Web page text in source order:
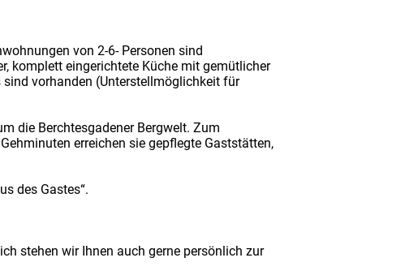
von 2-6- Personen sind
komplett eingerichtete Küche mit gemütlicher
sind vorhanden (Unterstellmöglichkeit für
die Berchtesgadener Bergwelt. Zum
erreichen sie gepflegte Gaststätten,
des Gastes“.
stehen wir Ihnen auch gerne persönlich zur